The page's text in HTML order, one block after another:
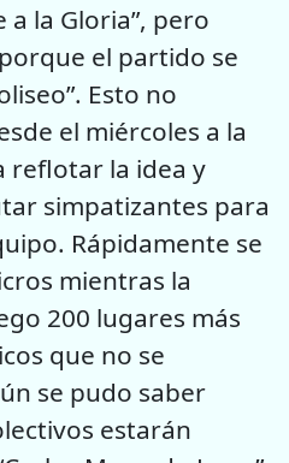
a la Gloria”, pero
el partido se
Esto no
el miércoles a la
reflotar la idea y
simpatizantes para
Rápidamente se
mientras la
200 lugares más
que no se
se pudo saber
estarán